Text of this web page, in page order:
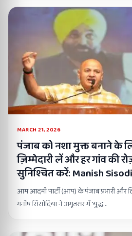
MARCH 21, 2026
पंजाब को नशा मुक्त बनाने के
ज़िम्मेदारी लें और हर गांव की
सुनिश्चित करें: Manish
आम आदमी पार्टी (आप) के पंजाब प्रभारी और
मनीष सिसोदिया ने अमृतसर में ‘युद्ध…